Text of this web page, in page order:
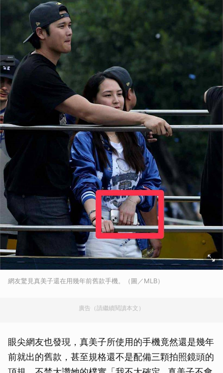
網友驚見真美子還在用幾年前舊款手機。（圖／MLB）
廣告（請繼續閱讀本文）
眼尖網友也發現，真美子所使用的手機竟然還是幾年
前就出的舊款，甚至規格還不是配備三顆拍照鏡頭的